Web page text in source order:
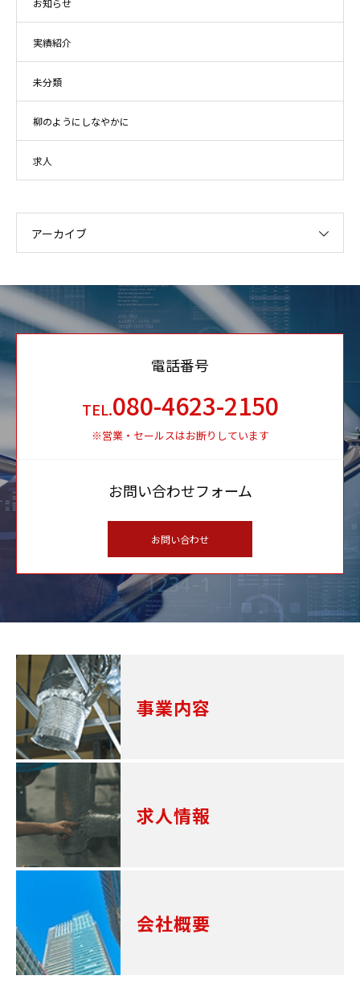
お知らせ
実績紹介
未分類
柳のようにしなやかに
求人
アーカイブ
電話番号
TEL.080-4623-2150
※営業・セールスはお断りしています
お問い合わせフォーム
お問い合わせ
事業内容
求人情報
会社概要